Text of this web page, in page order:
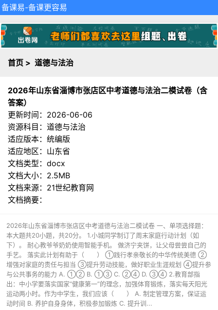
备课易-备课更容易
首页 > 道德与法治
2026年山东省淄博市张店区中考道德与法治二模试卷（含
答案）
更新时间：2026-06-06
资源科目：道德与法治
适应版本：统编版
适应地区：山东省
文档类型：docx
文档大小：2.5MB
文档来源： 21世纪教育网
文档摘要：
2026年山东省淄博市张店区中考道德与法治二模试卷 一、单项选择题：
本大题共20小题，共20分。 1.小城同学制订了周末家庭行动计划（如
下）。 耐心教爷爷奶奶使用智能手机。 做济宁夹饼，让父母尝尝自己的
手艺。 落实此计划有助于（ ） ①践行孝亲敬长的中华传统美德 ②
增强对家庭的责任与担当 ③提升劳动技能，做好职业生涯规划 ④提升参
与公共事务的能力 A. ①② B. ①③ C. ②④ D. ③④ 2.教育部指
出：中小学要落实国家“健康第一”的理念，加强体育锻炼，落实每天阳光
运动两小时。作为中学生，我们应该（ ） A. 制定管理方案，保证运
动时间 B. 养护自身身体，积极参加锻炼 C. 提升训...